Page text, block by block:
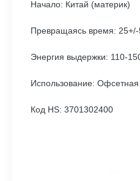
Начало: Китай (материк)
Превращаясь время:
Энергия выдержки: 110-
Использование:
Код HS: 3701302400